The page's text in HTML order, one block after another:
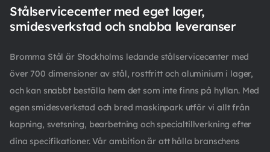
Stålservicecenter med eget lager,
smidesverkstad och snabba leveranser
Bromma Stål är Stockholms ledande stålservicecenter med
över 700 dimensioner av stål, rostfritt och aluminium i lager,
och kan snabbt beställa hem det som inte finns på hyllan. Med
egen smidesverkstad och bred maskinpark utför vi allt från
kapning, svetsning, bearbetning och specialtillverkning efter
dina specifikationer. Vår ambition är att hålla branschens